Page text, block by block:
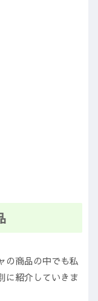
の商品の中でも私
に紹介していきま